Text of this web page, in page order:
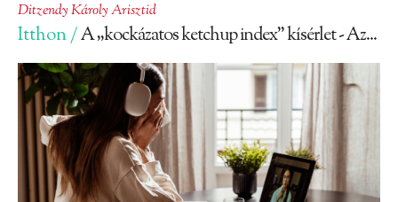
Ditzendy Károly Arisztid
Itthon /A „kockázatos ketchup index” kísérlet - Az...